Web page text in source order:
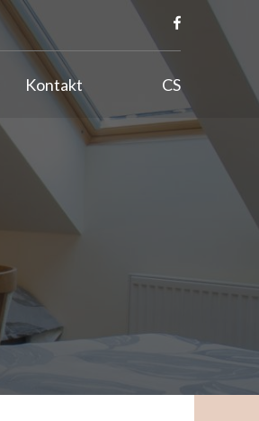
Kontakt CS